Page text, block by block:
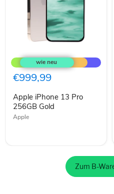
iPhone
13
Pro
256GB
€999,99
Apple iPhone 13 Pro
256GB Gold
Apple
Zum B-